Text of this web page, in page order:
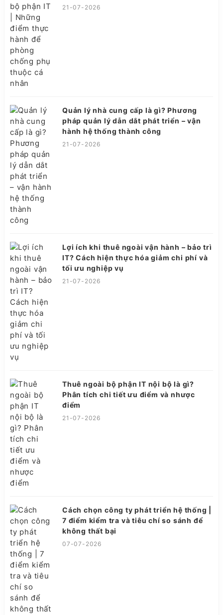
21-07-2026
Quản lý nhà cung cấp là gì? Phương
pháp quản lý dẫn dắt phát triển – vận
hành hệ thống thành công
21-07-2026
Lợi ích khi thuê ngoài vận hành – bảo trì
IT? Cách hiện thực hóa giảm chi phí và
tối ưu nghiệp vụ
21-07-2026
Thuê ngoài bộ phận IT nội bộ là gì?
Phân tích chi tiết ưu điểm và nhược
điểm
21-07-2026
Cách chọn công ty phát triển hệ thống |
7 điểm kiểm tra và tiêu chí so sánh để
không thất bại
07-07-2026